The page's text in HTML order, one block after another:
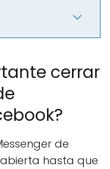
cerrar
de
hasta que